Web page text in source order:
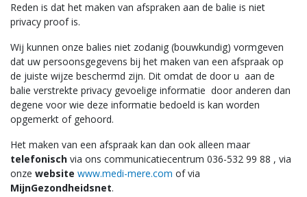
Reden is dat het maken van afspraken aan de balie is niet
privacy proof is.
Wij kunnen onze balies niet zodanig (bouwkundig) vormgeven
dat uw persoonsgegevens bij het maken van een afspraak op
de juiste wijze beschermd zijn. Dit omdat de door u aan de
balie verstrekte privacy gevoelige informatie door anderen dan
degene voor wie deze informatie bedoeld is kan worden
opgemerkt of gehoord.
Het maken van een afspraak kan dan ook alleen maar
telefonisch via ons communicatiecentrum 036-532 99 88 , via
onze website www.medi-mere.com of via
MijnGezondheidsnet.